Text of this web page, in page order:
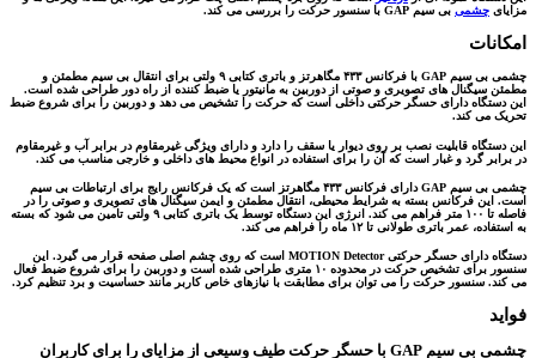
مزایای چشمی بی سیم GAP با سنسور حرکت را بررسی می کند.
امکانات
چشمی بی سیم GAP با فرکانس ۴۳۳ مگاهرتز و باتری کتابی ۹ ولتی برای انتقال بی سیم مطمئن و
مطمئن سیگنال های تصویری و صوتی از دوربین به مانیتور یا ضبط کننده از راه دور طراحی شده است.
این دستگاه دارای حسگر حرکتی داخلی است که حرکت را تشخیص می دهد و دوربین را برای شروع ضبط
تحریک می کند.
این دستگاه قابلیت نصب بر روی دیوار یا سقف را دارد و دارای ویژگی غیرمقاوم در برابر آب و غیرمقاوم
در برابر گرد و غبار است که آن را برای استفاده در انواع محیط های داخلی و خارجی مناسب می کند.
چشمی بی سیم GAP دارای فرکانس ۴۳۳ مگاهرتز است که یک فرکانس رایج برای ارتباطات بی سیم
است. این فرکانس بسته به شرایط محیطی، انتقال مطمئن و ایمن سیگنال های تصویری و صوتی را در
فاصله تا ۱۰۰ متر فراهم می کند. انرژی این دستگاه توسط یک باتری کتابی ۹ ولتی تامین می شود که بسته
به استفاده، عمر باتری طولانی تا ۱۲ ماه را فراهم می کند.
دستگاه دارای حسگر حرکتی MOTION Detector است که روی چشم اصلی صفحه قرار می گیرد. این
سنسور برای تشخیص حرکت در محدوده ۱۰ متری طراحی شده است و دوربین را برای شروع ضبط فعال
می کند. سنسور حرکت را می توان برای مطابقت با نیازهای خاص کاربر مانند حساسیت و برد تنظیم کرد.
فواید
چشمی بی سیم GAP با حسگر حرکت طیف وسیعی از مزایای را برای کاربران